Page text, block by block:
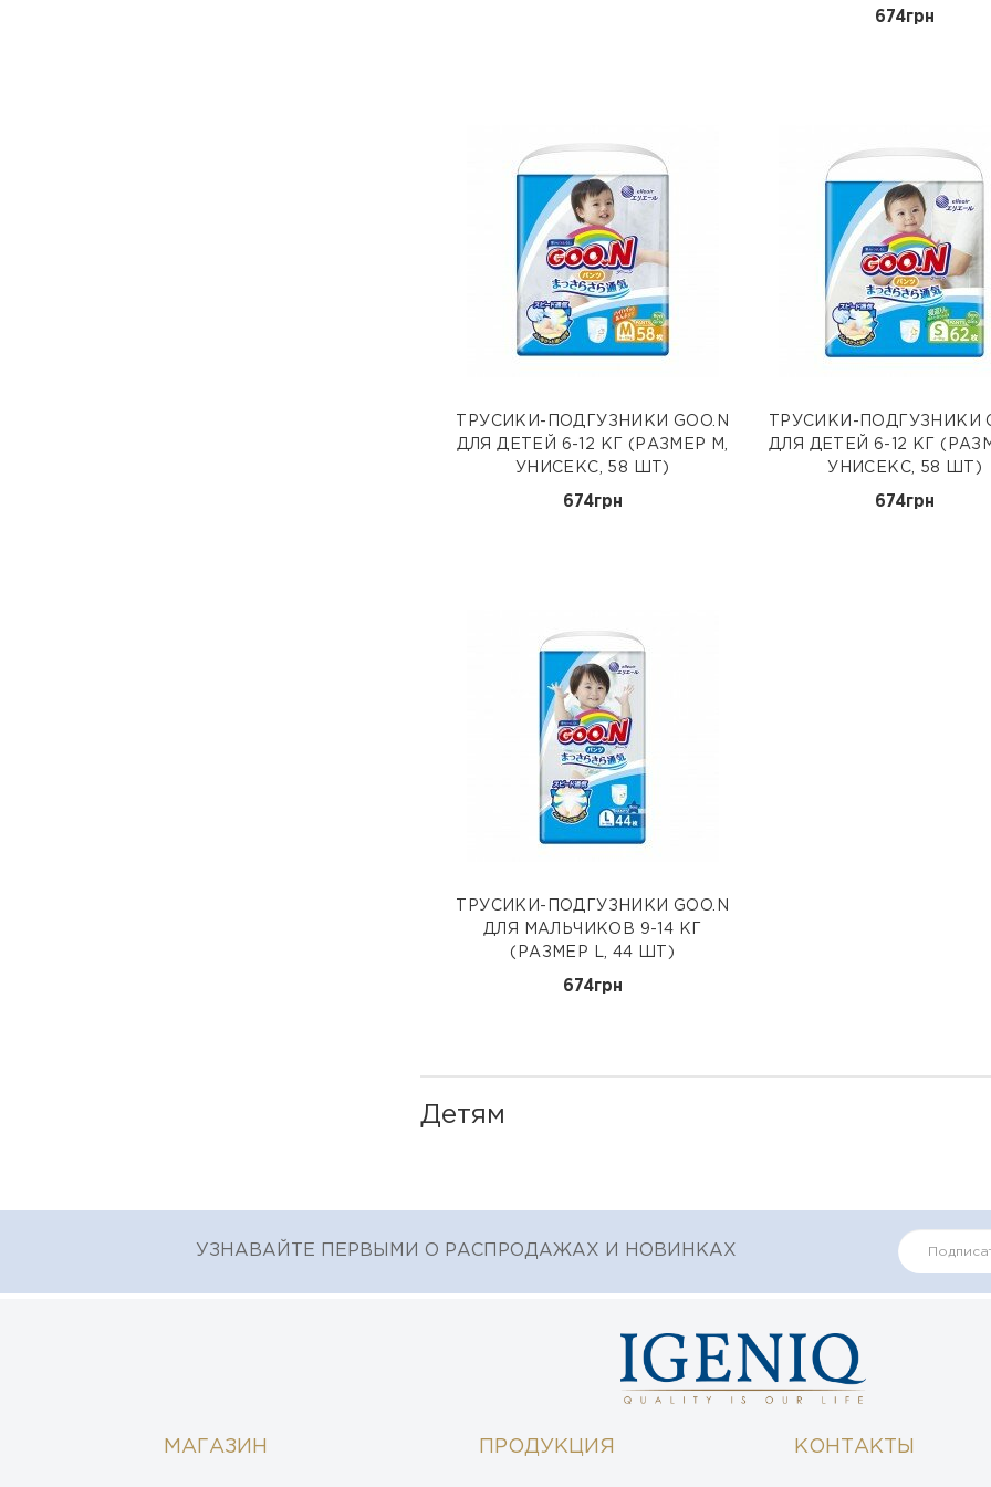
674грн
ТРУСИКИ-ПОДГУЗНИКИ GOO.N
ДЛЯ ДЕТЕЙ 6-12 КГ (РАЗМЕР M,
УНИСЕКС, 58 ШТ)
674грн
ТРУСИКИ-ПОДГУЗНИКИ
ДЛЯ ДЕТЕЙ 6-12 КГ
УНИСЕКС, 58 ШТ)
674грн
ТРУСИКИ-ПОДГУЗНИКИ GOO.N
ДЛЯ МАЛЬЧИКОВ 9-14 КГ
(РАЗМЕР L, 44 ШТ)
674грн
Детям
УЗНАВАЙТЕ ПЕРВЫМИ О РАСПРОДАЖАХ И НОВИНКАХ
МАГАЗИН ПРОДУКЦИЯ КОНТАКТЫ